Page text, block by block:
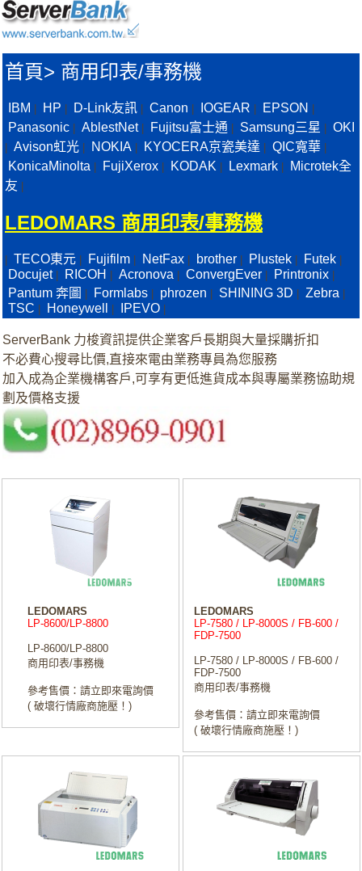
首頁> 商用印表/事務機
IBM HP D-Link友訊 Canon IOGEAR EPSON
Panasonic AblestNet| Fujitsu富士通 Samsung三星 OKI
Avison虹光 NOKIA KYOCERA京瓷美達 QIC寬華
KonicaMinolta FujiXerox KODAK Lexmark
Microtek全
友
LEDOMARS 商用印表/事務機
TECO東元 Fujifilm NetFax brother Plustek Futek
Docujet| RICOH Acronova ConvergEver Printronix
Pantum 奔圖 Formlabs phrozen SHINING 3D Zebra
TSC Honeywell IPEVO
ServerBank 力梭資訊提供企業客戶長期與大量採購折扣
不必費心搜尋比價,直接來電由業務專員為您服務
加入成為企業機構客戶,可享有更低進貨成本與專屬業務協助規
劃及價格支援
LEDOMARS
LP-8600/LP-8800
LP-8600/LP-8800
商用印表/事務機
參考售價：請立即來電詢價
( 破壞行情廠商施壓！)
LEDOMARS
LP-7580 / LP-8000S / FB-600 /
FDP-7500
LP-7580 / LP-8000S / FB-600 /
FDP-7500
商用印表/事務機
參考售價：請立即來電詢價
( 破壞行情廠商施壓！)